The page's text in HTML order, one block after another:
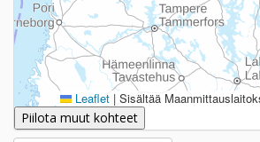
Leaflet | Sisältää
Piilota muut kohteet